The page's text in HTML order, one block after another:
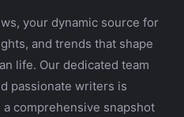
your dynamic source for
and trends that shape
life. Our dedicated team
passionate writers is
comprehensive snapshot